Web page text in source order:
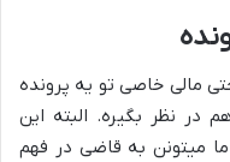
مالی خاصی تو یه پرونده
در نظر بگیره. البته این
میتونن به قاضی در فهم